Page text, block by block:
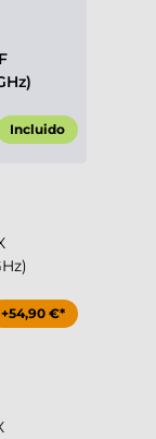
Incluido
+54,90 €*